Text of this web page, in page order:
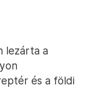
lezárta a
és a földi